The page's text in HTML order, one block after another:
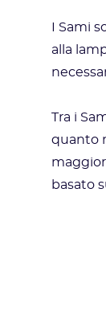
I Sami
alla
Tra i
quanto
basato